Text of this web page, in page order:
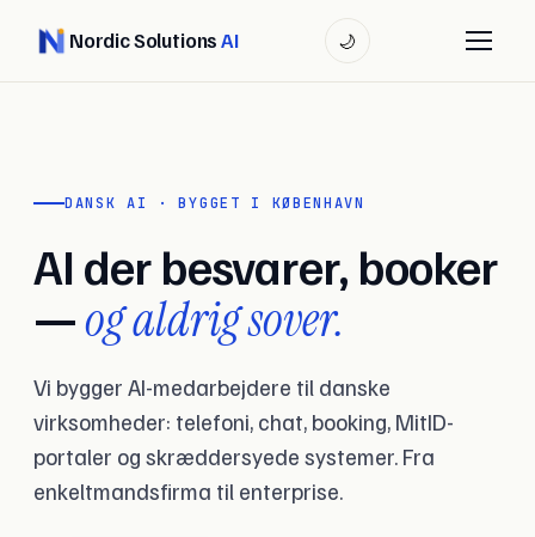
Nordic SolutionsAI 🌙
DANSK AI · BYGGET I KØBENHAVN
AI der besvarer, booker
—og aldrig sover.
Vi bygger AI-medarbejdere til danske
virksomheder: telefoni, chat, booking, MitID-
portaler og skræddersyede systemer. Fra
enkeltmandsfirma til enterprise.